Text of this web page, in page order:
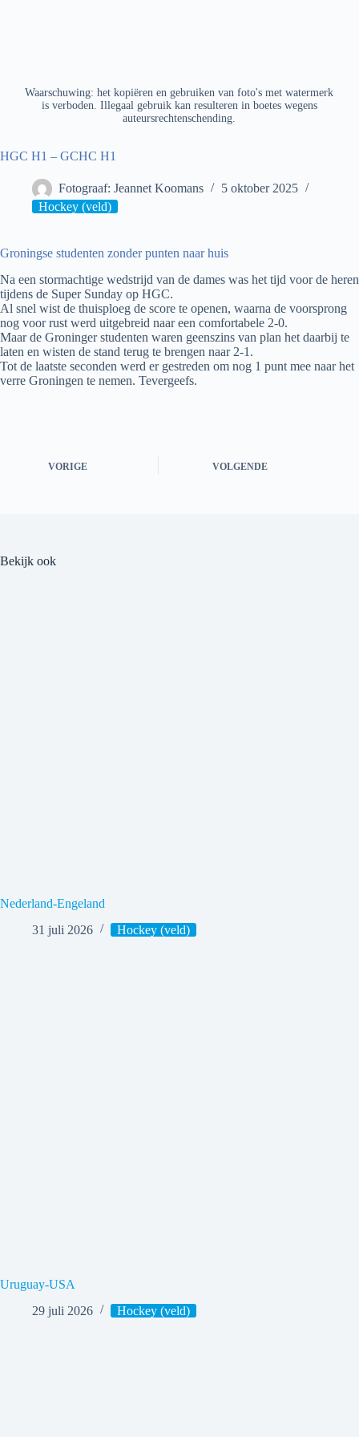
Waarschuwing: het kopiëren en gebruiken van foto's met watermerk
is verboden. Illegaal gebruik kan resulteren in boetes wegens
auteursrechtenschending.
HGC H1 – GCHC H1
Fotograaf: Jeannet Koomans
5 oktober 2025
Hockey (veld)
Groningse studenten zonder punten naar huis
Na een stormachtige wedstrijd van de dames was het tijd voor de heren
tijdens de Super Sunday op HGC.
Al snel wist de thuisploeg de score te openen, waarna de voorsprong
nog voor rust werd uitgebreid naar een comfortabele 2-0.
Maar de Groninger studenten waren geenszins van plan het daarbij te
laten en wisten de stand terug te brengen naar 2-1.
Tot de laatste seconden werd er gestreden om nog 1 punt mee naar het
verre Groningen te nemen. Tevergeefs.
VORIGE VOLGENDE
Bekijk ook
Nederland-Engeland
31 juli 2026
Hockey (veld)
Uruguay-USA
29 juli 2026
Hockey (veld)